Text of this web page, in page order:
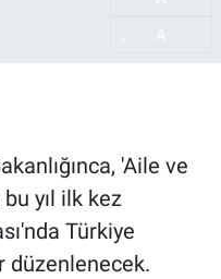
'Aile ve
bu yıl ilk kez
Türkiye
düzenlenecek.